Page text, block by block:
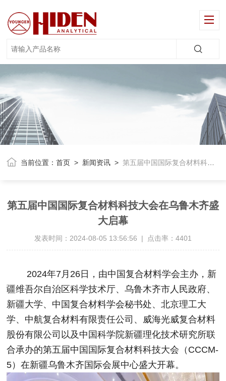
当前位置：首页 > 新闻资讯 >第五届中国国际复合材料科技大会在乌鲁木齐盛大启幕
第五届中国国际复合材料科技大会在乌鲁木齐盛
大启幕
发表时间：2024-08-05 13:56:56 | 点击率：4401
2024年7月26日，由中国复合材料学会主办，新
疆维吾尔自治区科学技术厅、乌鲁木齐市人民政府、
新疆大学、中国复合材料学会秘书处、北京理工大
学、中航复合材料有限责任公司、威海光威复合材料
股份有限公司以及中国科学院新疆理化技术研究所联
合承办的第五届中国国际复合材料科技大会（CCCM-
5）在新疆乌鲁木齐国际会展中心盛大开幕。